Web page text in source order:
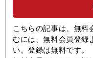
こちらの記事は、無料
むには、無料会員登録
い。登録は無料です。